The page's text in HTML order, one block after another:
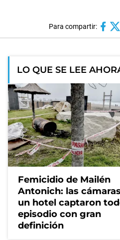
Para compartir:
LO QUE SE LEE
Femicidio de Mailén
Antonich: las
un hotel captaron
episodio con gran
definición